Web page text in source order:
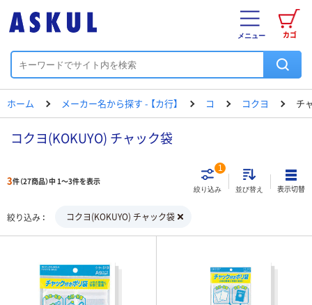
カゴ
メニュー
ホーム メーカー名から探す - 【カ行】 コ コクヨ チ
コクヨ(KOKUYO) チャック袋
3件（27商品）中 1～3件を表示
絞り込み
1
並び替え 表示切替
絞り込み コクヨ(KOKUYO) チャック袋